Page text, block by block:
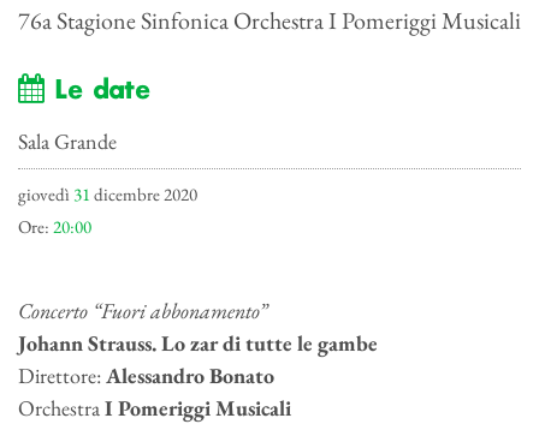
76a Stagione Sinfonica Orchestra I Pomeriggi Musicali
Le date
Sala Grande
giovedì 31 dicembre 2020
Ore: 20:00
Concerto “Fuori abbonamento”
Johann Strauss. Lo zar di tutte le gambe
Direttore:Alessandro Bonato
OrchestraI Pomeriggi Musicali